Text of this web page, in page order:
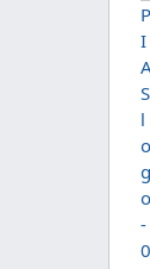
P
I
A
S
l
o
g
o
-
0